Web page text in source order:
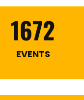
1672
EVENTS